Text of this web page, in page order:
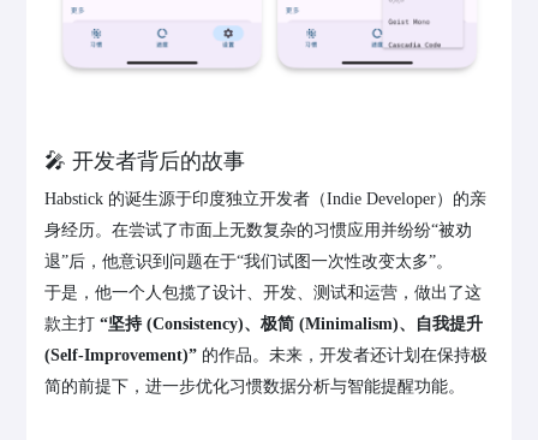
🎤 开发者背后的故事
Habstick 的诞生源于印度独立开发者（Indie Developer）的亲
身经历。在尝试了市面上无数复杂的习惯应用并纷纷“被劝
退”后，他意识到问题在于“我们试图一次性改变太多”。
于是，他一个人包揽了设计、开发、测试和运营，做出了这
款主打“坚持 (Consistency)、极简 (Minimalism)、自我提升
(Self-Improvement)” 的作品。未来，开发者还计划在保持极
简的前提下，进一步优化习惯数据分析与智能提醒功能。